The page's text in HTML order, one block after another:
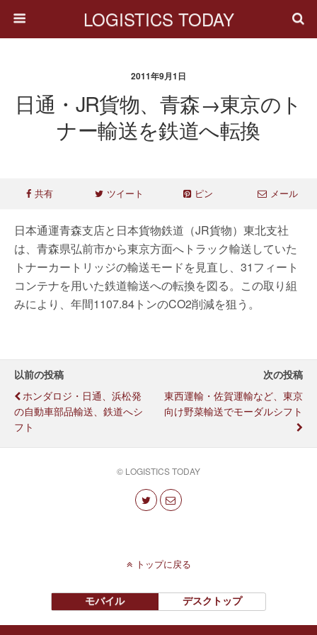
LOGISTICS TODAY
2011年9月1日
日通・JR貨物、青森→東京のト
ナー輸送を鉄道へ転換
共有 ツイート ピン メール
日本通運青森支店と日本貨物鉄道（JR貨物）東北支社
は、青森県弘前市から東京方面へトラック輸送していた
トナーカートリッジの輸送モードを見直し、31フィート
コンテナを用いた鉄道輸送への転換を図る。この取り組
みにより、年間1107.84トンのCO2削減を狙う。
以前の投稿
ホンダロジ・日通、浜松発
の自動車部品輸送、鉄道へシ
フト
次の投稿
東西運輸・佐賀運輸など、東京
向け野菜輸送でモーダルシフト
© LOGISTICS TODAY
トップに戻る
モバイル デスクトップ